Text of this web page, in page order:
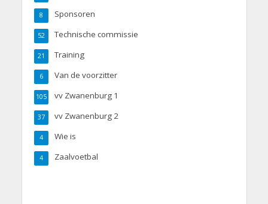
Sponsoren
8
Technische commissie
52
Training
21
Van de voorzitter
6
vv Zwanenburg 1
105
vv Zwanenburg 2
37
Wie is
4
Zaalvoetbal
4